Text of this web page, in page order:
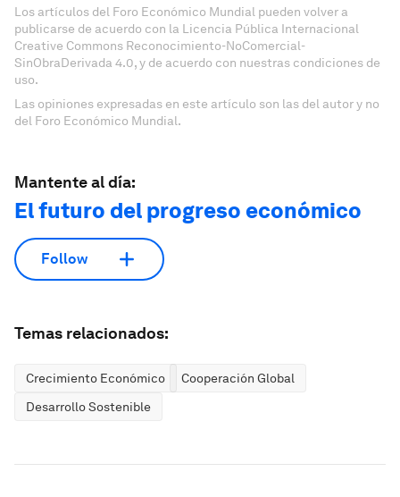
Los artículos del Foro Económico Mundial pueden volver a
publicarse de acuerdo con la Licencia Pública Internacional
Creative Commons Reconocimiento-NoComercial-
SinObraDerivada 4.0, y de acuerdo con nuestras condiciones de
uso.
Las opiniones expresadas en este artículo son las del autor y no
del Foro Económico Mundial.
Mantente al día:
El futuro del progreso económico
Follow
Temas relacionados:
Crecimiento Económico
Cooperación Global
Desarrollo Sostenible